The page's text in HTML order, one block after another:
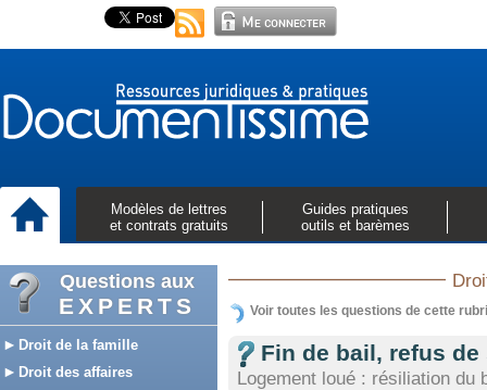
Modèles de lettres
et contrats gratuits
Guides pratiques
outils et barèmes
Questions aux
EXPERTS
Droit de la famille
Droit des affaires
Voir toutes les questions de cette
Fin de bail, refus
Logement loué : résiliation du